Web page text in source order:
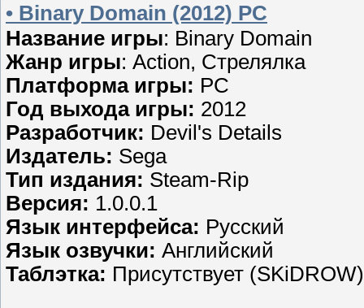
• Binary Domain (2012) PC
Название игры: Binary Domain
Жанр игры: Action, Стрелялка
Платформа игры: PC
Год выхода игры: 2012
Разработчик: Devil's Details
Издатель: Sega
Тип издания: Steam-Rip
Версия: 1.0.0.1
Язык интерфейса: Русский
Язык озвучки: Английский
Таблэтка: Присутствует (SKiDROW)